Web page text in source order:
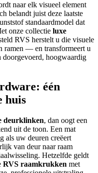
naar elk visueel element
belandt juist deze laatste
standaardmodel dat
onze collectie luxe
RVS herstelt u die visuele
ramen — en transformeert u
doorgevoerd, hoogwaardig
één
huis
deurklinken, dan oogt een
uit de toon. Een mat
als uw deuren creëert
van deur naar raam
Hetzelfde geldt
RVS raamkrukken met